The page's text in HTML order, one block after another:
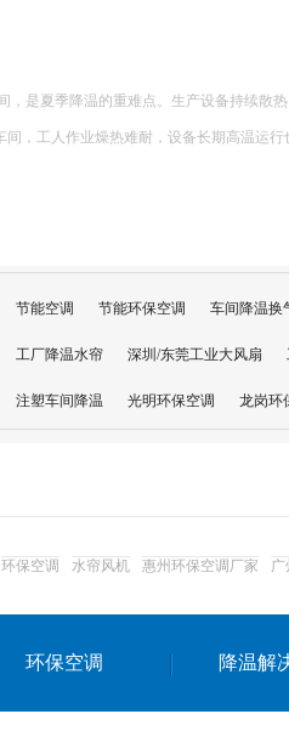
一、看车间
组...
节能空调 节能环保空调 车间降温换
工厂降温水帘 深圳/东莞工业大风扇
注塑车间降温 光明环保空调 龙岗环
达州工业省电安装
环保空调 水帘风机 惠州环保空调厂家 广
环保空调 降温解